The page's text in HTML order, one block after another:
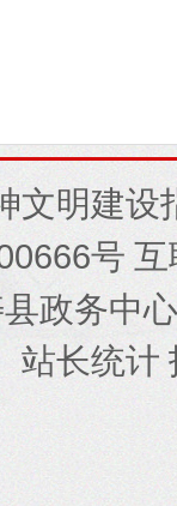
文明建
号
政务中心
站长统计